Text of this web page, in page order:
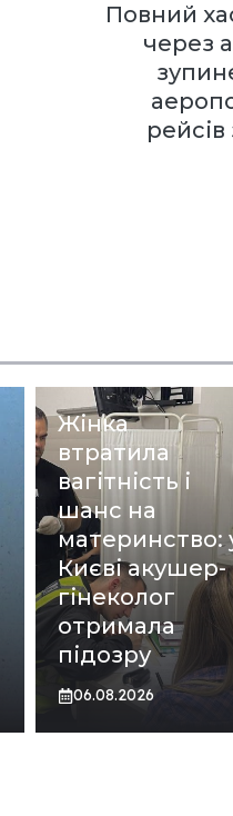
Повний
через
Жінка
втратила
вагітність і
шанс на
материнство:
Києві акушер-
гінеколог
отримала
підозру
06.08.2026